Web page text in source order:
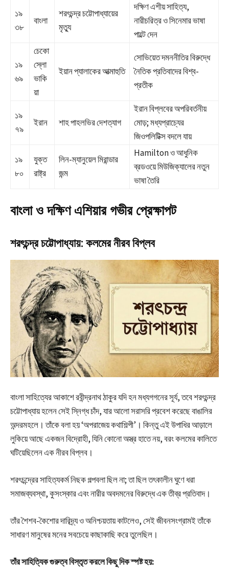
১৯
৩৮
বাংলা
শরৎচন্দ্র চট্টোপাধ্যায়ের
মৃত্যু
দক্ষিণ এশীয় সাহিত্য,
নারীচরিত্র ও সিনেমার ভাষা
পাল্টে দেন
১৯
৬৯
চেকো
স্লো
ভাকি
য়া
ইয়ান প্যালাকের আত্মাহুতি
সোভিয়েত দমননীতির বিরুদ্ধে
নৈতিক প্রতিবাদের বিশ্ব-
প্রতীক
১৯
৭৯
ইরান শাহ পাহলভির দেশত্যাগ
ইরান বিপ্লবের অপরিবর্তনীয়
মোড়; মধ্যপ্রাচ্যের
জিওপলিটিক্স বদলে যায়
১৯
৮০
যুক্ত
রাষ্ট্র
লিন-ম্যানুয়েল মিরান্ডার
জন্ম
Hamilton ও আধুনিক
ব্রডওয়ে মিউজিক্যালের নতুন
ভাষা তৈরি
বাংলা ও দক্ষিণ এশিয়ার গভীর প্রেক্ষাপট
শরৎচন্দ্র চট্টোপাধ্যায়: কলমের নীরব বিপ্লব
বাংলা সাহিত্যের আকাশে রবীন্দ্রনাথ ঠাকুর যদি হন মধ্যগগনের সূর্য, তবে শরৎচন্দ্র
চট্টোপাধ্যায় হলেন সেই স্নিগ্ধ চাঁদ, যার আলো সরাসরি প্রবেশ করেছে বাঙালির
অন্দরমহলে। তাঁকে বলা হয় ‘অপরাজেয় কথাশিল্পী’। কিন্তু এই উপাধির আড়ালে
লুকিয়ে আছে একজন বিদ্রোহী, যিনি কোনো অস্ত্র হাতে নয়, বরং কলমের কালিতে
ঘটিয়েছিলেন এক নীরব বিপ্লব।
শরৎচন্দ্রের সাহিত্যকর্ম নিছক গল্পবলা ছিল না; তা ছিল তৎকালীন ঘুণে ধরা
সমাজব্যবস্থা, কুসংস্কার এবং নারীর অবদমনের বিরুদ্ধে এক তীব্র প্রতিবাদ।
তাঁর শৈশব-কৈশোর দারিদ্র্য ও অনিশ্চয়তায় কাটলেও, সেই জীবনসংগ্রামই তাঁকে
সাধারণ মানুষের মনের সবচেয়ে কাছাকাছি করে তুলেছিল।
তাঁর সাহিত্যিক গুরুত্ব বিস্তৃত করলে কিছু দিক স্পষ্ট হয়: